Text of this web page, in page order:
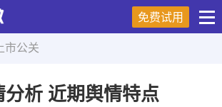
免费试用
市公关
文
析 近期舆情特点